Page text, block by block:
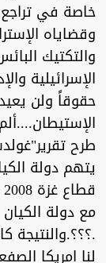
خاصة في
وقضاياه
والتكتيك
الإسرائيلية
حقوقاً ولن
طرح
يتهم دولة
مع دولة
.؟؟؟.والنتيجة
لنا امريكا